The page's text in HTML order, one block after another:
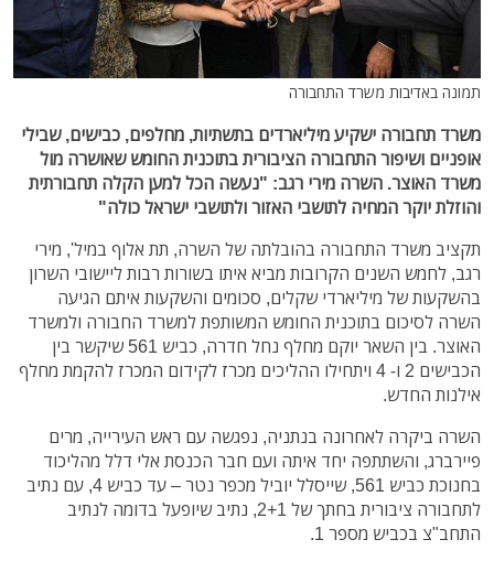
תמונה באדיבות משרד התחבורה
משרד תחבורה ישקיע מיליארדים בתשתיות, מחלפים, כבישים, שבילי
אופניים ושיפור התחבורה הציבורית בתוכנית החומש שאושרה מול
משרד האוצר. השרה מירי רגב: "נעשה הכל למען הקלה תחבורתית
והוזלת יוקר המחיה לתושבי האזור ולתושבי ישראל כולה"
תקציב משרד התחבורה בהובלתה של השרה, תת אלוף במיל', מירי
רגב, לחמש השנים הקרובות מביא איתו בשורות רבות ליישובי השרון
בהשקעות של מיליארדי שקלים, סכומים והשקעות איתם הגיעה
השרה לסיכום בתוכנית החומש המשותפת למשרד החבורה ולמשרד
האוצר. בין השאר יוקם מחלף נחל חדרה, כביש 561 שיקשר בין
הכבישים 2 ו- 4 ויתחילו ההליכים מכרז לקידום המכרז להקמת מחלף
אילנות החדש.
השרה ביקרה לאחרונה בנתניה, נפגשה עם ראש העירייה, מרים
פיירברג, והשתתפה יחד איתה ועם חבר הכנסת אלי דלל מהליכוד
בחנוכת כביש 561, שייסלל יוביל מכפר נטר – עד כביש 4, עם נתיב
לתחבורה ציבורית בחתך של 2+1, נתיב שיופעל בדומה לנתיב
התחב"צ בכביש מספר 1.